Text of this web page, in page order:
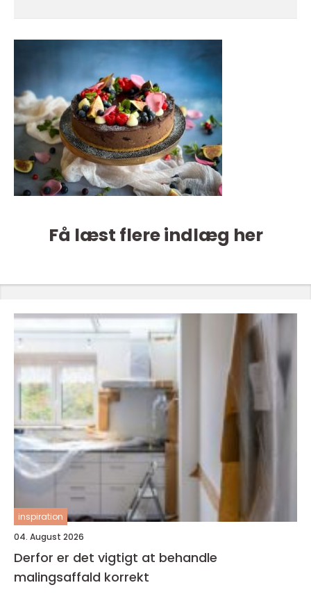
Få læst flere indlæg her
inspiration
04. August 2026
Derfor er det vigtigt at behandle
malingsaffald korrekt